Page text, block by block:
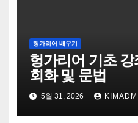
헝가리어 배우기
헝가리어 기초
회화 및 문법
5월 31, 2026